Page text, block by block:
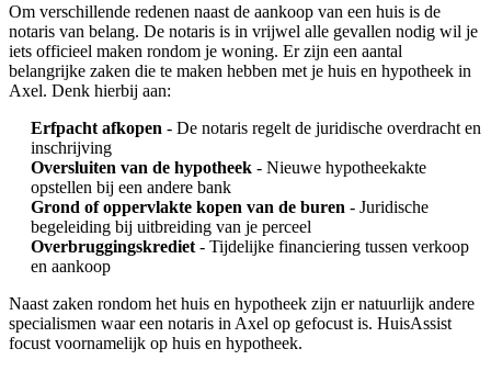
Om verschillende redenen naast de aankoop van een huis is de
notaris van belang. De notaris is in vrijwel alle gevallen nodig wil je
iets officieel maken rondom je woning. Er zijn een aantal
belangrijke zaken die te maken hebben met je huis en hypotheek in
Axel. Denk hierbij aan:
Erfpacht afkopen - De notaris regelt de juridische overdracht en
inschrijving
Oversluiten van de hypotheek - Nieuwe hypotheekakte
opstellen bij een andere bank
Grond of oppervlakte kopen van de buren - Juridische
begeleiding bij uitbreiding van je perceel
Overbruggingskrediet - Tijdelijke financiering tussen verkoop
en aankoop
Naast zaken rondom het huis en hypotheek zijn er natuurlijk andere
specialismen waar een notaris in Axel op gefocust is. HuisAssist
focust voornamelijk op huis en hypotheek.